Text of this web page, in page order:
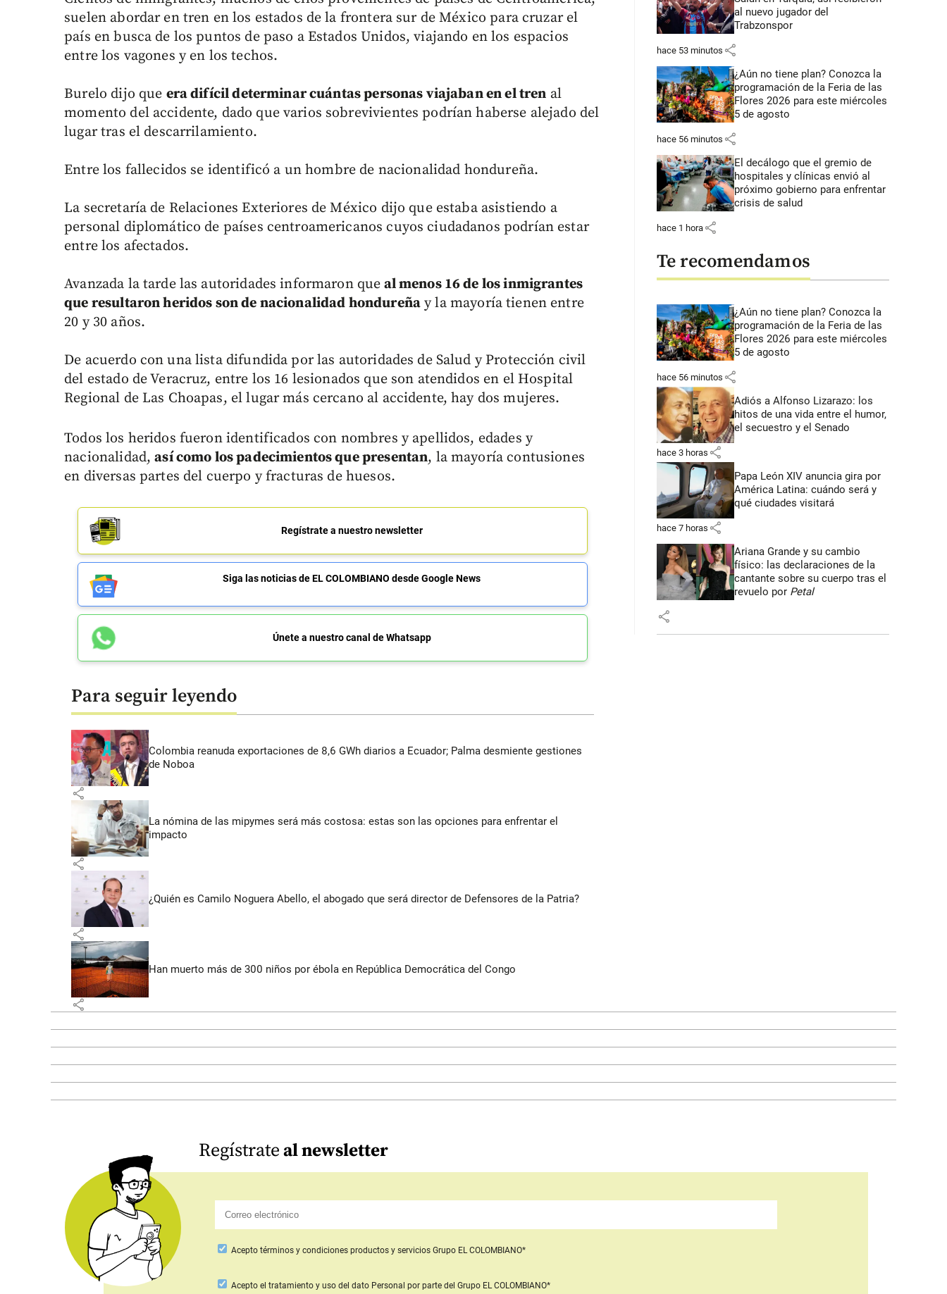
suelen abordar en tren en los estados de la frontera sur de México para cruzar el
país en busca de los puntos de paso a Estados Unidos, viajando en los espacios
entre los vagones y en los techos.
Burelo dijo que era difícil determinar cuántas personas viajaban en el tren al
momento del accidente, dado que varios sobrevivientes podrían haberse alejado del
lugar tras el descarrilamiento.
Entre los fallecidos se identificó a un hombre de nacionalidad hondureña.
La secretaría de Relaciones Exteriores de México dijo que estaba asistiendo a
personal diplomático de países centroamericanos cuyos ciudadanos podrían estar
entre los afectados.
Avanzada la tarde las autoridades informaron que al menos 16 de los inmigrantes
que resultaron heridos son de nacionalidad hondureña y la mayoría tienen entre
20 y 30 años.
De acuerdo con una lista difundida por las autoridades de Salud y Protección civil
del estado de Veracruz, entre los 16 lesionados que son atendidos en el Hospital
Regional de Las Choapas, el lugar más cercano al accidente, hay dos mujeres.
Todos los heridos fueron identificados con nombres y apellidos, edades y
nacionalidad,así como los padecimientos que presentan, la mayoría contusiones
en diversas partes del cuerpo y fracturas de huesos.
Regístrate a nuestro newsletter
Siga las noticias de EL COLOMBIANO desde Google News
Únete a nuestro canal de Whatsapp
Para seguir leyendo
Colombia reanuda exportaciones de 8,6 GWh diarios a Ecuador; Palma desmiente gestiones
de Noboa
share
La nómina de las mipymes será más costosa: estas son las opciones para enfrentar el
impacto
share
¿Quién es Camilo Noguera Abello, el abogado que será director de Defensores de la Patria?
share
Han muerto más de 300 niños por ébola en República Democrática del Congo
share
al nuevo jugador del
Trabzonspor
hace 53 minutos share
¿Aún no tiene plan? Conozca la
programación de la Feria de las
Flores 2026 para este miércoles
5 de agosto
hace 56 minutos share
El decálogo que el gremio de
hospitales y clínicas envió al
próximo gobierno para enfrentar
crisis de salud
hace 1 hora share
Te recomendamos
¿Aún no tiene plan? Conozca la
programación de la Feria de las
Flores 2026 para este miércoles
5 de agosto
hace 56 minutos share
Adiós a Alfonso Lizarazo: los
hitos de una vida entre el humor,
el secuestro y el Senado
hace 3 horas share
Papa León XIV anuncia gira por
América Latina: cuándo será y
qué ciudades visitará
hace 7 horas share
Ariana Grande y su cambio
físico: las declaraciones de la
cantante sobre su cuerpo tras el
revuelo por Petal
share
Regístrateal newsletter
Acepto términos y condiciones productos y servicios Grupo EL COLOMBIANO*
Aceptoel tratamiento y uso del dato Personal por parte del Grupo EL COLOMBIANO*